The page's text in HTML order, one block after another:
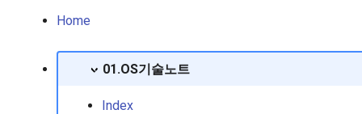
Home
01.OS기술노트
Index